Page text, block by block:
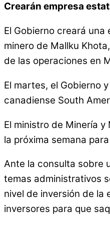
Crearán empresa
El Gobierno creará
minero de Mallku
de las operaciones en
El martes, el Gobierno
canadiense South
El ministro de Minería
la próxima semana
Ante la consulta sobre
temas administrativos
nivel de inversión de la
inversores para que